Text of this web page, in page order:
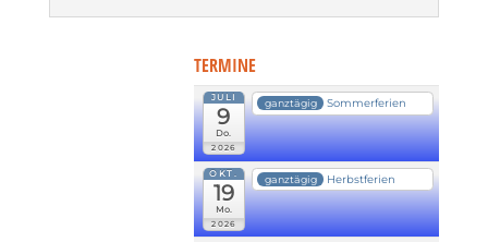
TERMINE
JULI
9
Do.
2026
ganztägig Sommerferien
OKT.
19
Mo.
2026
ganztägig Herbstferien